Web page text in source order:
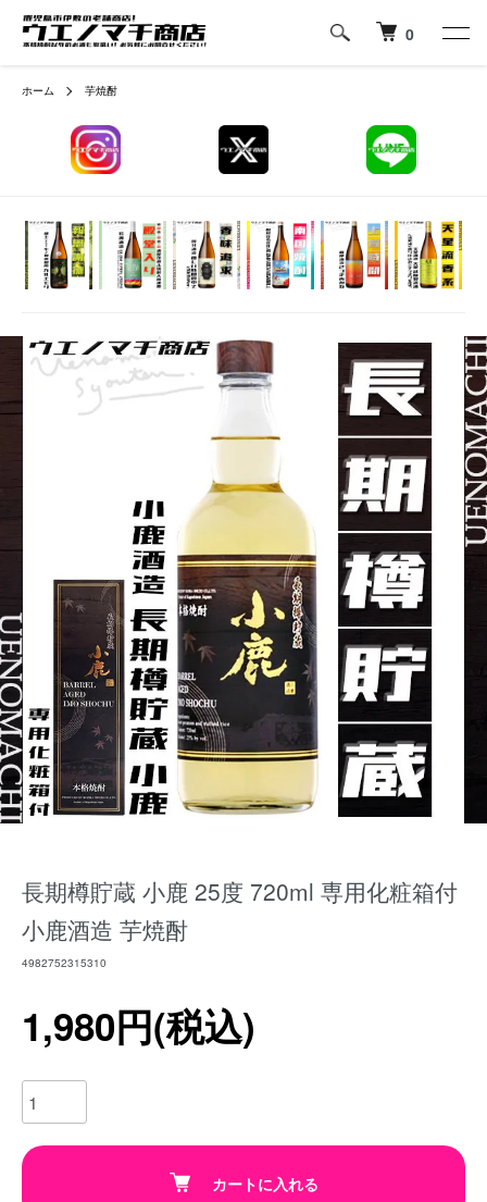
0
ホーム 芋焼酎
長期樽貯蔵 小鹿 25度 720ml 専用化粧箱付
小鹿酒造 芋焼酎
4982752315310
1,980円(税込)
カートに入れる